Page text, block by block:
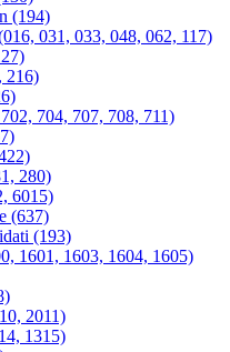
(194)
031, 033, 048, 062, 117)
216)
704, 707, 708, 711)
280)
6015)
(637)
(193)
1601, 1603, 1604, 1605)
2011)
1315)